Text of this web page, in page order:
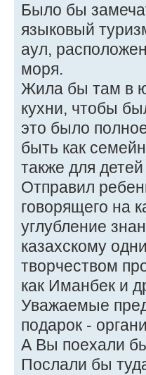
Было бы
языковый
аул,
моря.
Жила бы там в
кухни, чтобы
это было
быть как
также для
Отправил
говорящего на
углубление
казахскому
творчеством
как Иманбек и
Уважаемые
подарок -
А Вы поехали
Послали бы